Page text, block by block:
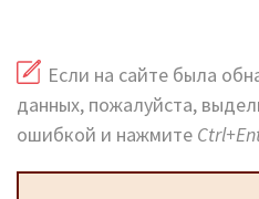
Если на сайте была
данных, пожалуйста,
ошибкой и нажмите